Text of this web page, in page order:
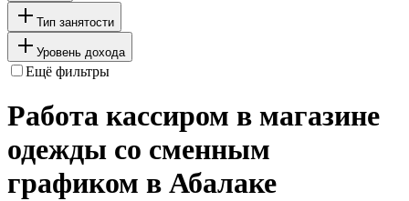
Тип занятости
Уровень дохода
Ещё фильтры
Работа кассиром в магазине
одежды со сменным
графиком в Абалаке